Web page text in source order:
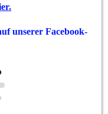
unserer Facebook-